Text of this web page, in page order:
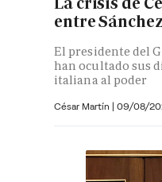
entre
El presidente del
han ocultado sus
italiana al poder
César Martín | 09/08/